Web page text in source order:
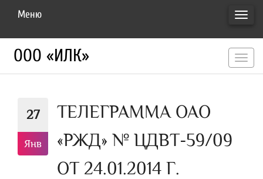
Меню
ООО «ИЛК»
27
Янв
ТЕЛЕГРАММА ОАО
«РЖД» № ЦДВТ-59/09
ОТ 24.01.2014 Г.